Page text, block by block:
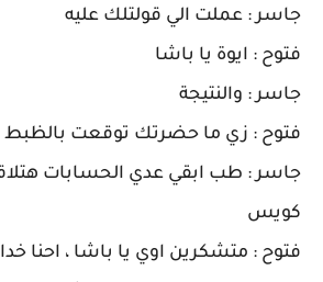
جاسر : عملت الي قولتلك عليه
فتوح : ايوة يا باشا
جاسر : والنتيجة
فتوح : زي ما حضرتك توقعت بالظبط
جاسر : طب ابقي عدي الحسابات
كويس
فتوح : متشكرين اوي يا باشا ، احنا